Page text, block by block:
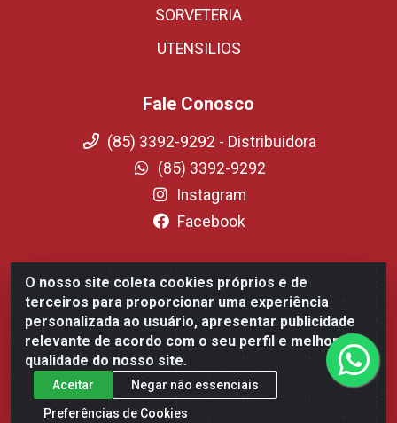
O nosso site coleta cookies próprios e de
terceiros para proporcionar uma experiência
personalizada ao usuário, apresentar publicidade
relevante de acordo com o seu perfil e melhorar a
qualidade do nosso site.
Aceitar
Negar não essenciais
Preferências de Cookies
SORVETERIA
UTENSILIOS
Fale Conosco
(85) 3392-9292 - Distribuidora
(85) 3392-9292
Instagram
Facebook
Fortali Distribuidora de Alimentos LTDA - Avenida Tomaz
Coelho, 1268 - Messejana, Fortaleza/CE - CEP 60.863-254-
CNPJ 09.317.318.0001-75